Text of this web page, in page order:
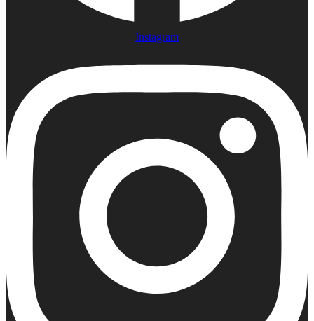
Instagram